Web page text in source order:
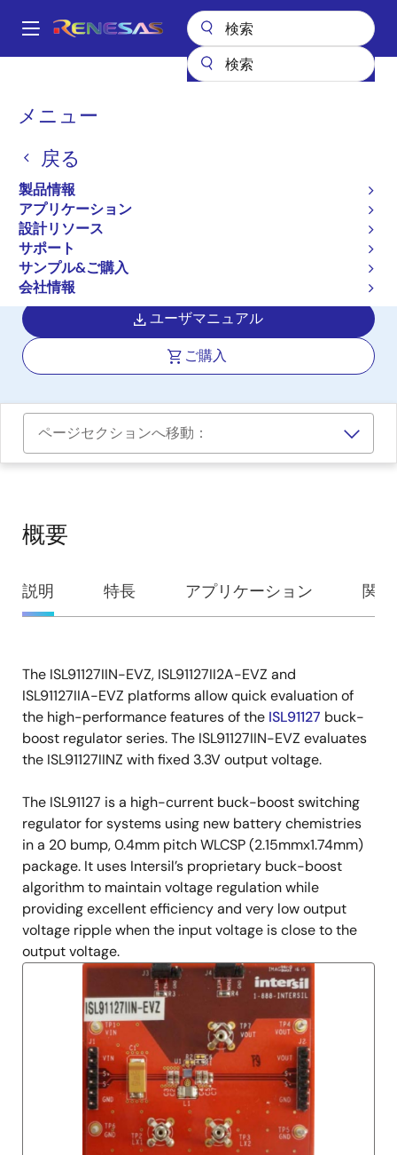
ン
Main
メニュー
戻る
製品情報
アプリケーション
設計リソース
サポート
サンプル&ご購入
会社情報
パ
く
ず
ISL91127IIN-EVZ
High-Efficiency Buck-
Boost Regulators with
4.5A Switches Evaluation
Board
ISL91127IIN-EVZ
ユーザマニュアル
ご購入
ページセクションへ移動：
概要
概
要
説明 特長 アプリケーション 関
説
明
The ISL91127IIN-EVZ, ISL91127II2A-EVZ and
ISL91127IIA-EVZ platforms allow quick evaluation of
the high-performance features of the ISL91127 buck-
boost regulator series. The ISL91127IIN-EVZ evaluates
the ISL91127IINZ with fixed 3.3V output voltage.
The ISL91127 is a high-current buck-boost switching
regulator for systems using new battery chemistries
in a 20 bump, 0.4mm pitch WLCSP (2.15mmx1.74mm)
package. It uses Intersil’s proprietary buck-boost
algorithm to maintain voltage regulation while
providing excellent efficiency and very low output
voltage ripple when the input voltage is close to the
output voltage.